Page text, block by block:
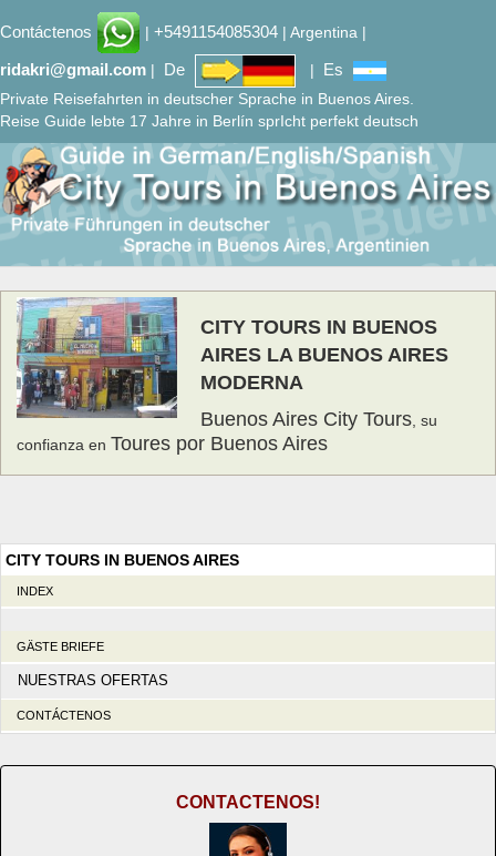
Contáctenos | +5491154085304 | Argentina |
ridakri@gmail.com | De | Es
Private Reisefahrten in deutscher Sprache in Buenos Aires.
Reise Guide lebte 17 Jahre in Berlín sprIcht perfekt deutsch
CITY TOURS IN BUENOS
AIRES LA BUENOS AIRES
MODERNA
Buenos Aires City Tours, su
confianza en Toures por Buenos Aires
CITY TOURS IN BUENOS AIRES
INDEX
GÄSTE BRIEFE
NUESTRAS OFERTAS
CONTÁCTENOS
CONTACTENOS!